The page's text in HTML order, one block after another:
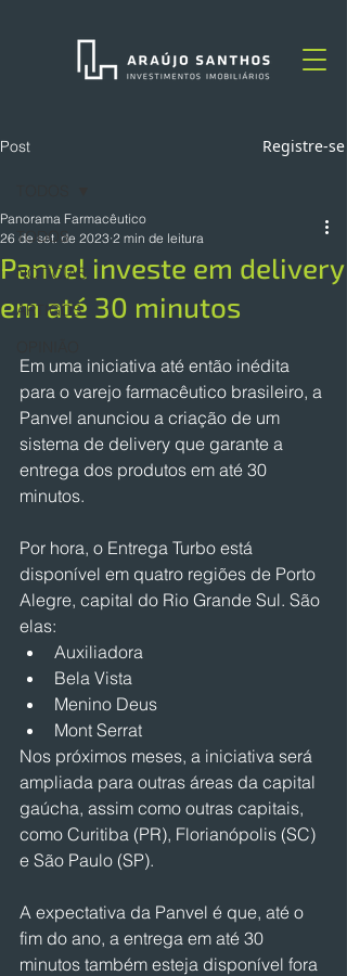
Post Registre-se
TODOS
NOTÍCIAS
ARTIGOS
Panvel investe em delivery
em até 30 minutos
Panorama Farmacêutico
26 de set. de 2023 2 min de leitura
Em uma iniciativa até então inédita
para o varejo farmacêutico brasileiro, a
Panvel anunciou a criação de um
sistema de delivery que garante a
entrega dos produtos em até 30
minutos.
Por hora, o Entrega Turbo está
disponível em quatro regiões de Porto
Alegre, capital do Rio Grande Sul. São
elas:
Auxiliadora
Bela Vista
Menino Deus
Mont Serrat
Nos próximos meses, a iniciativa será
ampliada para outras áreas da capital
gaúcha, assim como outras capitais,
como Curitiba (PR), Florianópolis (SC)
e São Paulo (SP).
A expectativa da Panvel é que, até o
fim do ano, a entrega em até 30
minutos também esteja disponível fora